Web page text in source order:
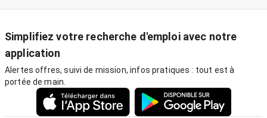
Simplifiez votre recherche d'emploi avec notre
application
Alertes offres, suivi de mission, infos pratiques : tout est à
portée de main.